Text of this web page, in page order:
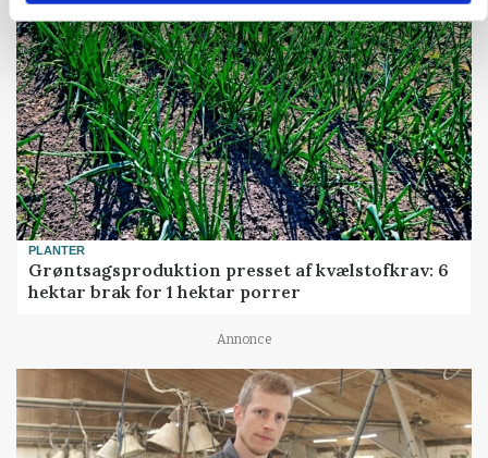
PLANTER
Grøntsagsproduktion presset af kvælstofkrav: 6
hektar brak for 1 hektar porrer
Annonce